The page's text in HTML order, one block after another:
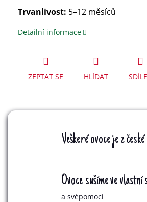
Trvanlivost: 5–12 měsíců
Detailní informace
ZEPTAT SE HLÍDAT
Veškeré ovoce je z
Ovoce sušíme ve vlastní
a svépomocí